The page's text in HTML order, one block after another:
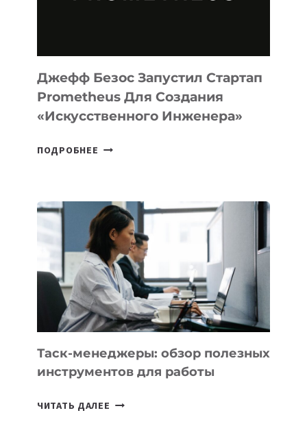
ПРОГРАММИРОВАНИЯ
И
LINUX
Джефф Безос Запустил Стартап
Prometheus Для Создания
«искусственного Инженера»
ПОДРОБНЕЕ ДЖЕФФ
PROMETHEUS
ДЛЯ
СОЗДАНИЯ
«ИСКУССТВЕННОГО
ИНЖЕНЕРА»
Таск-менеджеры: обзор полезных
инструментов для работы
ЧИТАТЬ ДАЛЕЕ ТАСК-